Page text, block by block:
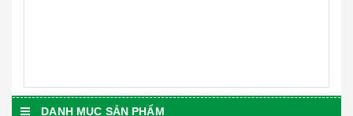
DANH MỤC SẢN PHẨM